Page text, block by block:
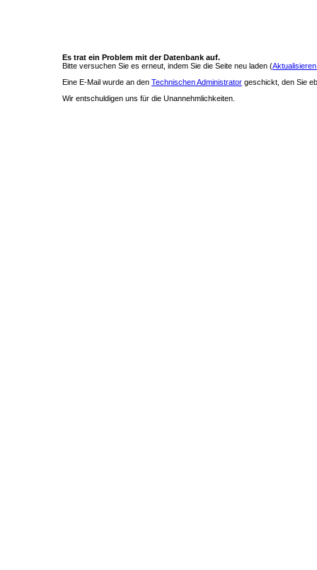
Es trat ein Problem mit der Datenbank auf.
Bitte versuchen Sie es erneut, indem Sie die Seite neu laden (
Eine E-Mail wurde an den Technischen Administrator geschickt, den Sie
Wir entschuldigen uns für die Unannehmlichkeiten.